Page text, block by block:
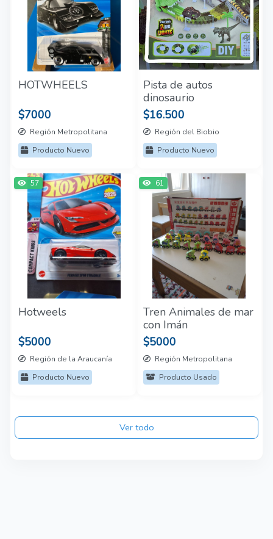
HOTWHEELS
$7000
Región Metropolitana
Producto Nuevo
Pista de autos
dinosaurio
$16.500
Región del Biobio
Producto Nuevo
57
Hotweels
$5000
Región de la Araucanía
Producto Nuevo
61
Tren Animales de mar
con Imán
$5000
Región Metropolitana
Producto Usado
Ver todo